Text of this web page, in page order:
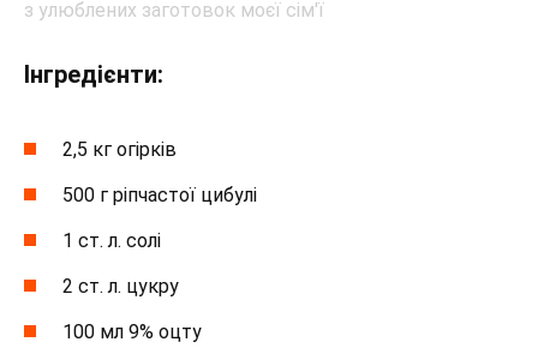
Інгредієнти:
2,5 кг огірків
500 г ріпчастої цибулі
1 ст. л. солі
2 ст. л. цукру
100 мл 9% оцту